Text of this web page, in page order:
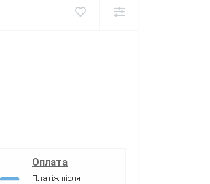
Оплата
Платіж після